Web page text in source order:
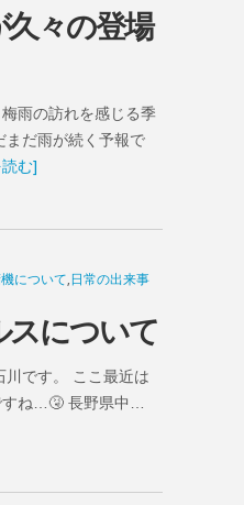
々の登場
雨の訪れを感じる季
まだ雨が続く予報で
む]
について, 日常の出来事
スについて
川です。 ここ最近は
すね…🤧 長野県中…